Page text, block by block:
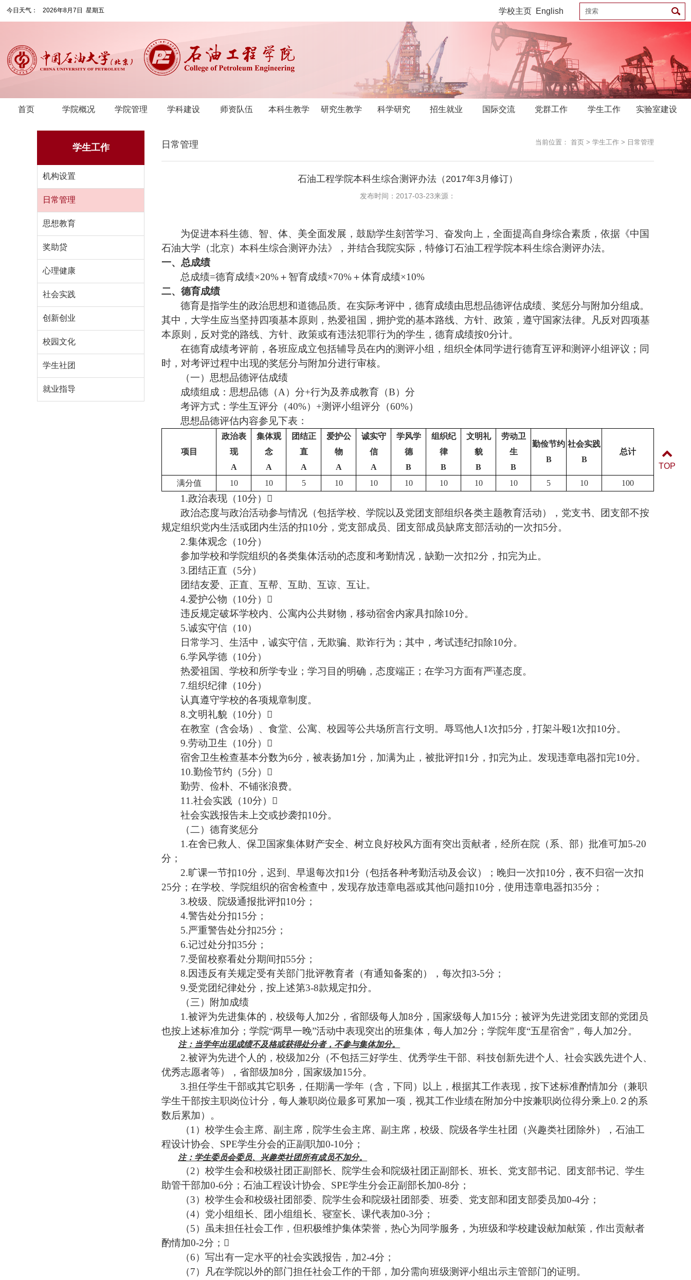
今日天气： 2026年8月7日 星期五 学校主页 English
首页 学院概况 学院管理 学科建设 师资队伍 本科生教学 研究生教学 科学研究 招生就业 国际交流 党群工作 学生工作 实验室建设
学生工作
机构设置
日常管理
思想教育
奖助贷
心理健康
社会实践
创新创业
校园文化
学生社团
就业指导
当前位置： 首页 > 学生工作 > 日常管理
日常管理
石油工程学院本科生综合测评办法（2017年3月修订）
发布时间：2017-03-23来源：
为促进本科生德、智、体、美全面发展，鼓励学生刻苦学习、奋发向上，全面提高自身综合素质，依据《中国
石油大学（北京）本科生综合测评办法》，并结合我院实际，特修订石油工程学院本科生综合测评办法。
一、总成绩
总成绩=德育成绩×20%＋智育成绩×70%＋体育成绩×10%
二、德育成绩
德育是指学生的政治思想和道德品质。在实际考评中，德育成绩由思想品德评估成绩、奖惩分与附加分组成。
其中，大学生应当坚持四项基本原则，热爱祖国，拥护党的基本路线、方针、政策，遵守国家法律。凡反对四项基
本原则，反对党的路线、方针、政策或有违法犯罪行为的学生，德育成绩按0分计。
在德育成绩考评前，各班应成立包括辅导员在内的测评小组，组织全体同学进行德育互评和测评小组评议；同
时，对考评过程中出现的奖惩分与附加分进行审核。
（一）思想品德评估成绩
成绩组成：思想品德（A ）分+行为及养成教育（B）分
考评方式：学生互评分（40%） +测评小组评分（60%）
思想品德评估内容参见下表：
项目
政治表
现
A
集体观
念
A
团结正
直
A
爱护公
物
A
诚实守
信
A
学风学
德
B
组织纪
律
B
文明礼
貌
B
劳动卫
生
B
勤俭节约
B
社会实践
B
总计
满分值 10 10 5 10 10 10 10 10 10 5 10 100
1.政治表现（10分）
政治态度与政治活动参与情况（包括学校、学院以及党团支部组织各类主题教育活动），党支书、团支部不按
规定组织党内生活或团内生活的扣10分，党支部成员、团支部成员缺席支部活动的一次扣5分。
2.集体观念（10分）
参加学校和学院组织的各类集体活动的态度和考勤情况，缺勤一次扣2分，扣完为止。
3.团结正直（5分）
团结友爱、正直、互帮、互助、互谅、互让。
4.爱护公物（10分）
违反规定破坏学校内、公寓内公共财物，移动宿舍内家具扣除10分。
5.诚实守信（10）
日常学习、生活中，诚实守信，无欺骗、欺诈行为；其中，考试违纪扣除10分。
6.学风学德（10分）
热爱祖国、学校和所学专业；学习目的明确，态度端正；在学习方面有严谨态度。
7.组织纪律（10分）
认真遵守学校的各项规章制度。
8.文明礼貌（10分）
在教室（含会场）、食堂、公寓、校园等公共场所言行文明。辱骂他人 1 次扣5分，打架斗殴1 次扣10分。
9.劳动卫生（10分）
宿舍卫生检查基本分数为6分，被表扬加1分，加满为止，被批评扣1分，扣完为止。发现违章电器扣完10分。
10.勤俭节约（5分）
勤劳、俭朴、不铺张浪费。
11.社会实践（10分）
社会实践报告未上交或抄袭扣10分。
（二）德育奖惩分
1.在舍已救人、保卫国家集体财产安全、树立良好校风方面有突出贡献者，经所在院（系、部）批准可加5-20
分；
2.旷课一节扣10分，迟到、早退每次扣1分（包括各种考勤活动及会议）；晚归一次扣10分，夜不归宿一次扣
25分；在学校、学院组织的宿舍检查中，发现存放违章电器或其他问题扣10分，使用违章电器扣35分；
3.校级、院级通报批评扣10分；
4.警告处分扣15分；
5.严重警告处分扣25分；
6.记过处分扣35分；
7.受留校察看处分期间扣55分；
8.因违反有关规定受有关部门批评教育者（有通知备案的），每次扣3-5分；
9.受党团纪律处分，按上述第3-8款规定扣分。
（三）附加成绩
1.被评为先进集体的，校级每人加2分，省部级每人加8分，国家级每人加15分；被评为先进党团支部的党团员
也按上述标准加分；学院“两早一晚”活动中表现突出的班集体，每人加2分；学院年度“五星宿舍”，每人加2分。
注：当学年出现成绩不及格或获得处分者，不参与集体加分。
2.被评为先进个人的，校级加2分（不包括三好学生、优秀学生干部、科技创新先进个人、社会实践先进个人、
优秀志愿者等），省部级加8分，国家级加15分。
3.担任学生干部或其它职务，任期满一学年（含，下同）以上，根据其工作表现，按下述标准酌情加分（兼职
学生干部按主职岗位计分，每人兼职岗位最多可累加一项，视其工作业绩在附加分中按兼职岗位得分乘上0. ２的系
数后累加）。
（1 ）校学生会主席、副主席，院学生会主席、副主席，校级、院级各学生社团（兴趣类社团除外），石油工
程设计协会、 SPE学生分会的正副职加0-10分；
注：学生委员会委员、兴趣类社团所有成员不加分。
（2）校学生会和校级社团正副部长、院学生会和院级社团正副部长、班长、党支部书记、团支部书记、学生
助管干部加0-6分；石油工程设计协会、 SPE学生分会正副部长加0-8分；
（3）校学生会和校级社团部委、院学生会和院级社团部委、班委、党支部和团支部委员加0-4分；
（4）党小组组长、团小组组长、寝室长、课代表加0-3分；
（5）虽未担任社会工作，但积极维护集体荣誉，热心为同学服务，为班级和学校建设献加献策，作出贡献者
酌情加0-2分；
（6）写出有一定水平的社会实践报告，加2-4分；
（7）凡在学院以外的部门担任社会工作的干部，加分需向班级测评小组出示主管部门的证明。
TOP